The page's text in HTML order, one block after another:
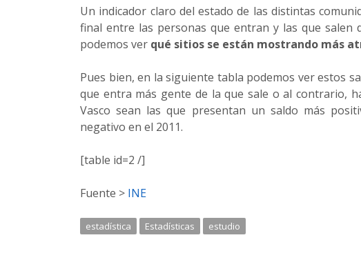
Un indicador claro del estado de las distintas
final entre las personas que entran y las que salen
podemos ver qué sitios se están mostrando más
Pues bien, en la siguiente tabla podemos ver estos
que entra más gente de la que sale o al contrario,
Vasco sean las que presentan un saldo más
negativo en el 2011.
[table id=2 /]
Fuente > INE
estadística Estadísticas estudio